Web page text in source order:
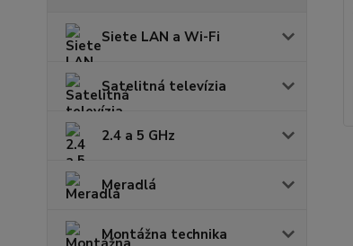
Siete LAN a Wi-Fi
Satelitná televízia
2.4 a 5 GHz
Meradlá
Montážna technika